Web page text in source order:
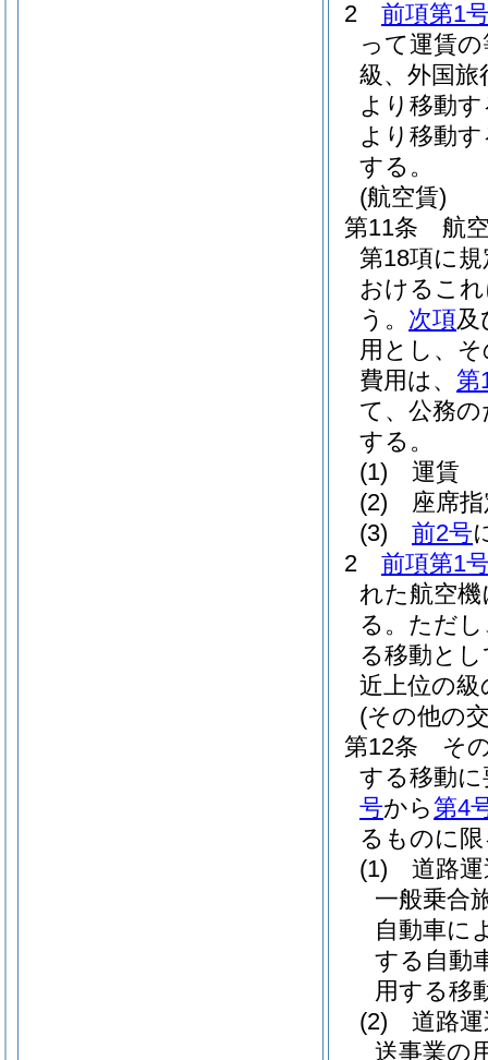
2
前項第1
って運賃
級、外国
より移動
より移動
する。
(航空賃)
第11条
航
第18項に
おけるこ
う。 次項及
用とし、
費用は、 第
て、公務
する。
(1)
運賃
(2)
座席
(3)
前2号
2
前項第1
れた航空
る。 ただ
る移動と
近上位の
(その他の
第12条
そ
する移動
号から第4
るものに
(1)
道路
一般乗合
自動車に
する自動
用する移
(2)
道路
送事業の